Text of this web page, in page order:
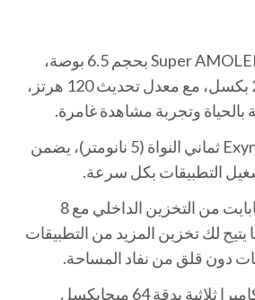
شاشة Super AMOLED بحجم 6.5 بوصة،
بدقة 1080×2400 بكسل، مع معدل تحديث 120 هرتز،
بالحياة وتجربة مشاهدة غامرة.
Exynos 1380 ثماني النواة (5 نانومتر)، يضمن
التطبيقات بكل سرعة.
256 جيجابايت من التخزين الداخلي مع 8
يتيح لك تخزين المزيد من التطبيقات
دون قلق من نفاد المساحة.
كاميرا ثلاثية بدقة 64 ميجابكسل